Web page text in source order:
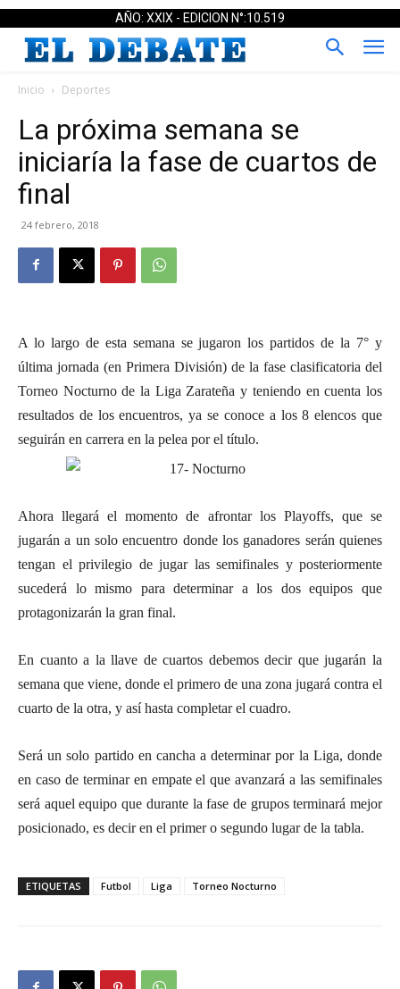
AÑO: XXIX - EDICION N°:10.519
Inicio Deportes
La próxima semana se
iniciaría la fase de cuartos de
final
24 febrero, 2018
A lo largo de esta semana se jugaron los partidos de la 7° y
última jornada (en Primera División) de la fase clasificatoria del
Torneo Nocturno de la Liga Zarateña y teniendo en cuenta los
resultados de los encuentros, ya se conoce a los 8 elencos que
seguirán en carrera en la pelea por el título.
Ahora llegará el momento de afrontar los Playoffs, que se
jugarán a un solo encuentro donde los ganadores serán quienes
tengan el privilegio de jugar las semifinales y posteriormente
sucederá lo mismo para determinar a los dos equipos que
protagonizarán la gran final.
En cuanto a la llave de cuartos debemos decir que jugarán la
semana que viene, donde el primero de una zona jugará contra el
cuarto de la otra, y así hasta completar el cuadro.
Será un solo partido en cancha a determinar por la Liga, donde
en caso de terminar en empate el que avanzará a las semifinales
será aquel equipo que durante la fase de grupos terminará mejor
posicionado, es decir en el primer o segundo lugar de la tabla.
ETIQUETAS Futbol Liga Torneo Nocturno